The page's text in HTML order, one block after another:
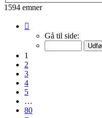
1594 emner
Gå til side:
1
2
3
4
5
…
80